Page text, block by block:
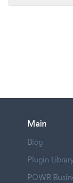
Main
Blog
Plugin
POWR